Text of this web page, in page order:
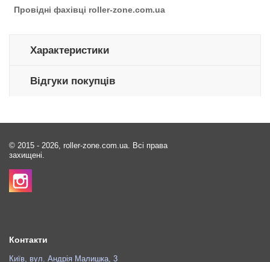
Провідні фахівці roller-zone.com.ua
Характеристики
Відгуки покупців
© 2015 - 2026, roller-zone.com.ua. Всі права
захищені.
Контакти
Київ, вул. Андрія Малишка, 3